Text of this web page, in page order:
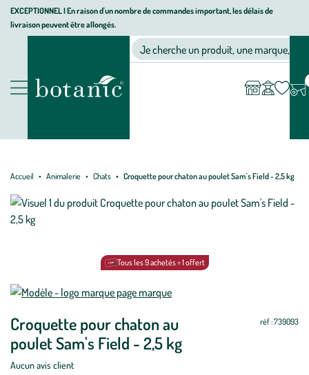
Aller
Aller
au
Aller
au
page
EXCEPTIONNEL I En raison d'un nombre de commandes important, les délais de
livraison peuvent être allongés.
Nos produits
Jardinerie écologique, animalerie, décoration, alimentation bio
Je cherche un produit, une marque, un
compte
Accueil Animalerie Chats Croquette pour chaton au poulet Sam's Field - 2,5 kg
Tous les 9 achetés = 1 offert
Croquette pour chaton au
poulet Sam's Field - 2,5 kg
réf : 739093
Aucun avis client
Mettre
jour
Mettre
jour